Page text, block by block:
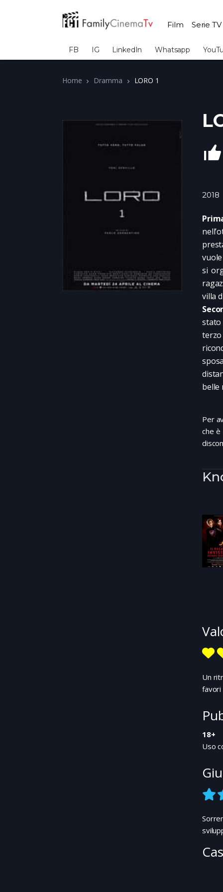
Film Serie TV
FB IG LinkedIn Whatsapp
Home Dramma LORO 1
2018
si
villa
belle
Per
che è
Un
favori
18+
Uso